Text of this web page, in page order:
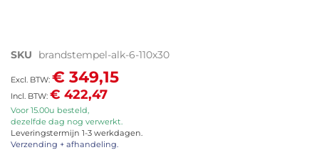
Ga
het
begin
van
de
afbeeldingen-
SKU brandstempel-alk-6-110x30
€ 422,47
€ 349,15
Voor 15.00u besteld,
dezelfde dag nog verwerkt.
Leveringstermijn 1-3 werkdagen.
Verzending + afhandeling.